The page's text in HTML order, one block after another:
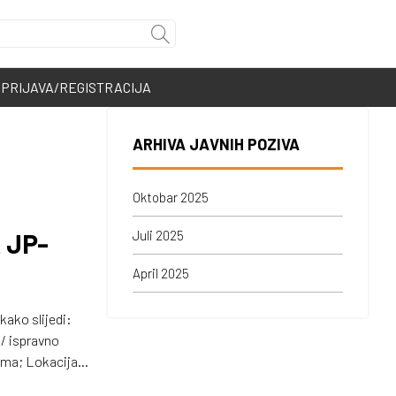
PRIJAVA/REGISTRACIJA
JP-
slijedi:
ispravno
ARHIVA JAVNIH POZIVA
Oktobar 2025
Juli 2025
April 2025